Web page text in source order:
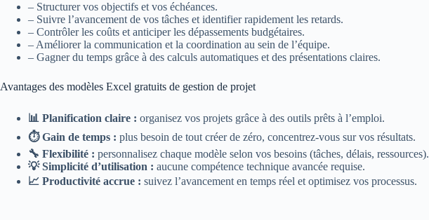
– Structurer vos objectifs et vos échéances.
– Suivre l’avancement de vos tâches et identifier rapidement les retards.
– Contrôler les coûts et anticiper les dépassements budgétaires.
– Améliorer la communication et la coordination au sein de l’équipe.
– Gagner du temps grâce à des calculs automatiques et des présentations claires.
Avantages des modèles Excel gratuits de gestion de projet
📊 Planification claire : organisez vos projets grâce à des outils prêts à l’emploi.
⏱️ Gain de temps : plus besoin de tout créer de zéro, concentrez-vous sur vos résultats.
🔧 Flexibilité : personnalisez chaque modèle selon vos besoins (tâches, délais, ressources).
💡 Simplicité d’utilisation : aucune compétence technique avancée requise.
📈 Productivité accrue : suivez l’avancement en temps réel et optimisez vos processus.